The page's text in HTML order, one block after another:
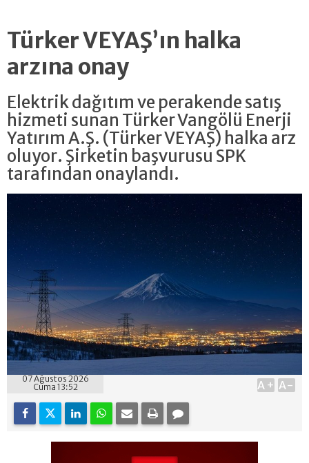
Türker VEYAŞ’ın halka
arzına onay
Elektrik dağıtım ve perakende satış
hizmeti sunan Türker Vangölü Enerji
Yatırım A.Ş. (Türker VEYAŞ) halka arz
oluyor. Şirketin başvurusu SPK
tarafından onaylandı.
07 Ağustos 2026
Cuma 13:52
A+ A-